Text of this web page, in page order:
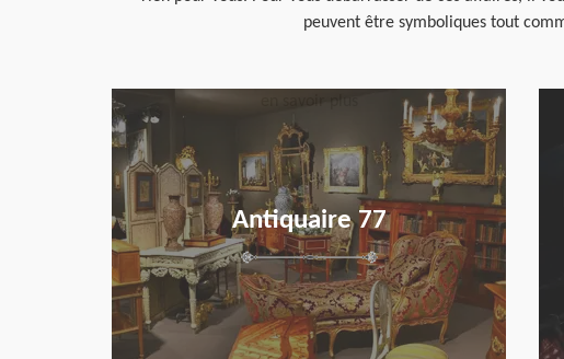
peuvent être symboliques tout
Antiquaire 77